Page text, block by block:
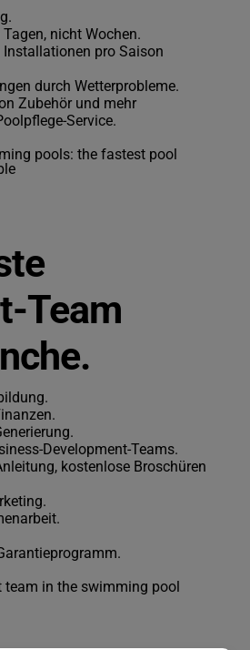
nicht Wochen.
Installationen pro Saison
durch Wetterprobleme.
Zubehör und mehr
Service.
Team
Development-Teams.
kostenlose Broschüren